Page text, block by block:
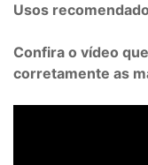
Usos
Confira o vídeo
corretamente as